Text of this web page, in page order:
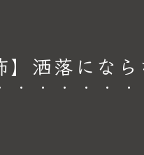
】洒落にな